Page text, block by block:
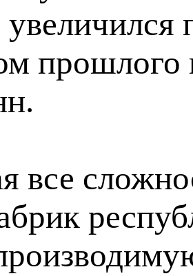
прошлого
все